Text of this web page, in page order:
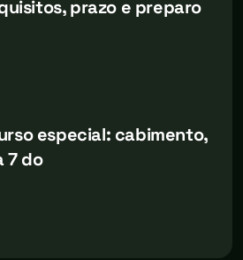
prazo e preparo
especial: cabimento,
7 do